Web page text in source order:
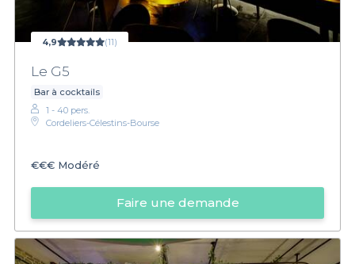
4,9 (11)
Le G5
Bar à cocktails
1 - 40 pers.
Cordeliers-Célestins-Bourse
€€€ Modéré
Faire une demande